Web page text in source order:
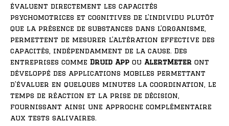
évaluent directement les capacités
psychomotrices et cognitives de l’individu plutôt
que la présence de substances dans l’organisme,
permettent de mesurer l’altération effective des
capacités, indépendamment de la cause. Des
entreprises comme Druid App ou AlertMeter ont
développé des applications mobiles permettant
d’évaluer en quelques minutes la coordination, le
temps de réaction et la prise de décision,
fournissant ainsi une approche complémentaire
aux tests salivaires.